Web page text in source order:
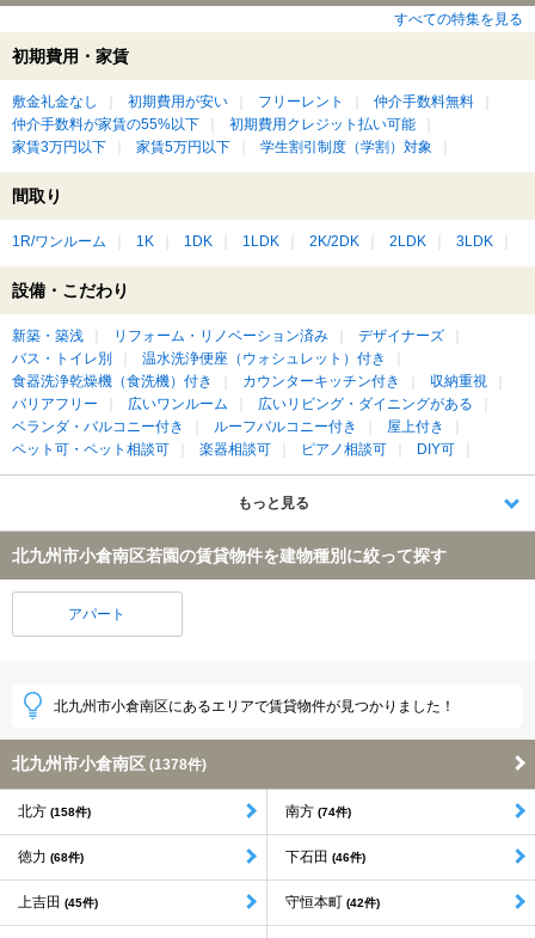
すべての特集を見る
初期費用・家賃
敷金礼金なし 初期費用が安い フリーレント
仲介手数料無料
仲介手数料が家賃の55%以下
初期費用クレジット払い可能
家賃3万円以下
家賃5万円以下 学生割引制度（学割）対象
間取り
1R/ワンルーム 1K 1DK 1LDK 2K/2DK 2LDK 3LDK
設備・こだわり
新築・築浅 リフォーム・リノベーション済み
デザイナーズ
バス・トイレ別
温水洗浄便座（ウォシュレット）付き
食器洗浄乾燥機（食洗機）付き
カウンターキッチン付き
収納重視
バリアフリー
広いワンルーム
広いリビング・ダイニングがある
ベランダ・バルコニー付き
ルーフバルコニー付き
屋上付き
ペット可・ペット相談可
楽器相談可 ピアノ相談可 DIY可
もっと見る
北九州市小倉南区若園の賃貸物件を建物種別に絞って探す
アパート
北九州市小倉南区にあるエリアで賃貸物件が見つかりました！
北九州市小倉南区 (1378件)
北方 (158件) 南方 (74件)
徳力 (68件) 下石田 (46件)
上吉田 (45件) 守恒本町 (42件)